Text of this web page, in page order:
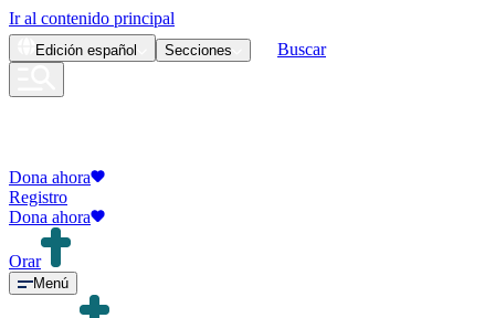
Ir al contenido principal
Edición español Secciones Buscar
Dona ahora
Registro
Dona ahora
Orar
Menú